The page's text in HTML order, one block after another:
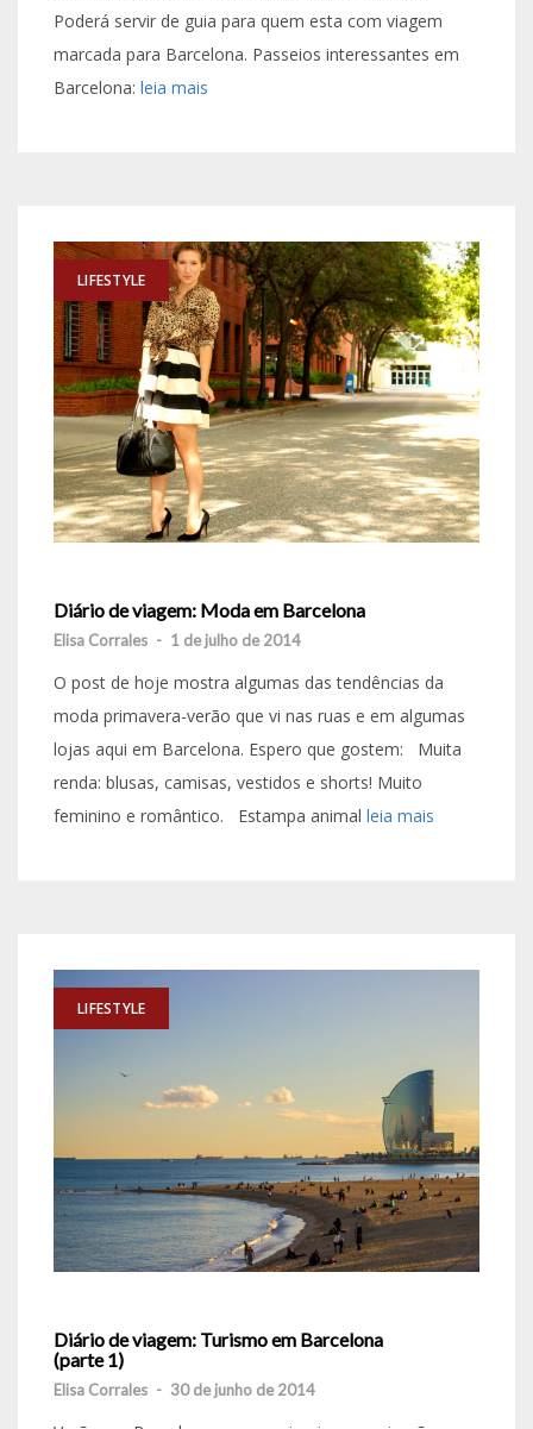
Poderá servir de guia para quem esta com viagem
marcada para Barcelona. Passeios interessantes em
Barcelona: leia mais
LIFESTYLE
Diário de viagem: Moda em Barcelona
Elisa Corrales - 1 de julho de 2014
O post de hoje mostra algumas das tendências da
moda primavera-verão que vi nas ruas e em algumas
lojas aqui em Barcelona. Espero que gostem: Muita
renda: blusas, camisas, vestidos e shorts! Muito
feminino e romântico. Estampa animal leia mais
LIFESTYLE
Diário de viagem: Turismo em Barcelona
(parte 1)
Elisa Corrales - 30 de junho de 2014